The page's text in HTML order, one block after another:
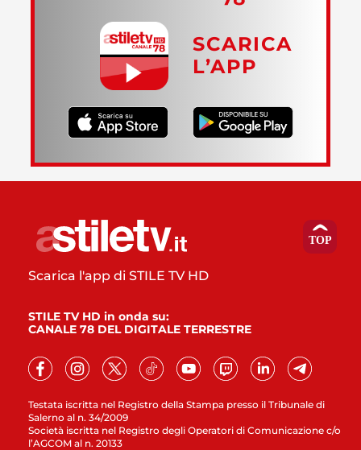
SCARICA
L’APP
Testata iscritta nel Registro della Stampa presso il Tribunale di
Salerno al n. 34/2009
Società iscritta nel Registro degli Operatori di Comunicazione c/o
l’AGCOM al n. 20133
Scarica l'app di STILE TV HD
STILE TV HD in onda su:
CANALE 78 DEL DIGITALE TERRESTRE